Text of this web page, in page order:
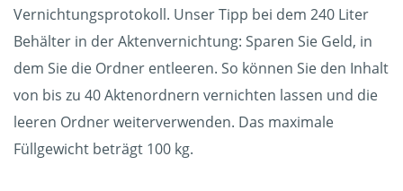
Vernichtungsprotokoll. Unser Tipp bei dem 240 Liter
Behälter in der Aktenvernichtung: Sparen Sie Geld, in
dem Sie die Ordner entleeren. So können Sie den Inhalt
von bis zu 40 Aktenordnern vernichten lassen und die
leeren Ordner weiterverwenden. Das maximale
Füllgewicht beträgt 100 kg.